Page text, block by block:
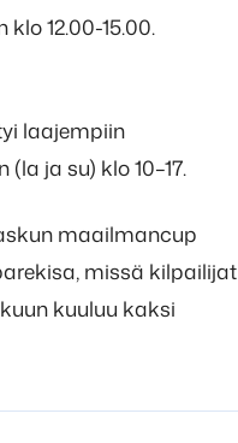
12.00-15.00.
laajempiin
ja su) klo 10–17.
maailmancup
missä kilpailijat
kuuluu kaksi